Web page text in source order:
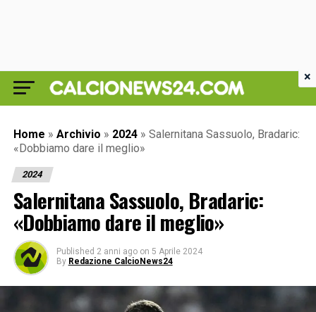
Home » Archivio » 2024 » Salernitana Sassuolo, Bradaric:
«Dobbiamo dare il meglio»
2024
Salernitana Sassuolo, Bradaric:
«Dobbiamo dare il meglio»
Published 2 anni ago on 5 Aprile 2024
By Redazione CalcioNews24
×